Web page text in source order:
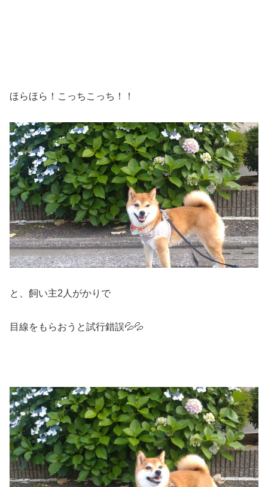
ほらほら！こっちこっち！！
と、飼い主2人がかりで
目線をもらおうと試行錯誤💦💦